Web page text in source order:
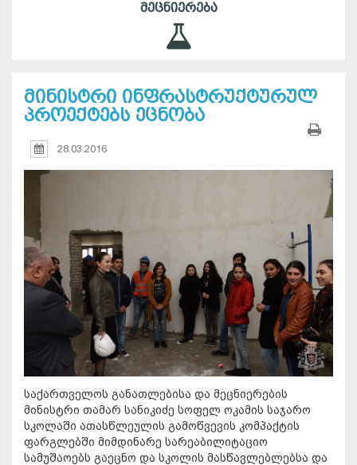
ᲛᲔᲪᲜᲘᲔᲠᲔᲑᲐ
მინისტრი ინფრასტრუქტურულ
პროექტებს ეცნობა
28.03.2016
საქართველოს განათლებისა და მეცნიერების
მინისტრი თამარ სანიკიძე სოფელ ოკამის საჯარო
სკოლაში ათასწლეულის გამოწვევის კომპაქტის
ფარგლებში მიმდინარე სარეაბილიტაციო
სამუშაოებს გაეცნო და სკოლის მასწავლებლებსა და